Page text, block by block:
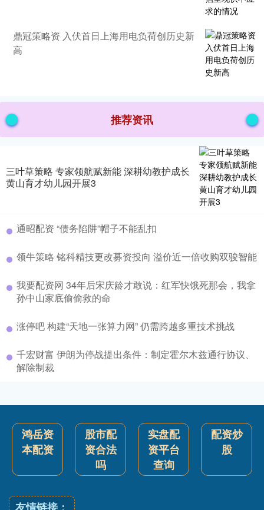
鼎冠策略资 入伏首日上海用电负荷创历史新
高
推荐资讯
三叶草策略 专家领航赋新能 深耕幼教护成长
黄山育才幼儿园开展3
通昭配资 “债务陷阱”帽子不能乱扣
领牛策略 铭科精技更改募资投向 溢价近一倍收购双骏智能
我要配资网 34年后宋庆龄才敢说：红军快饿死那会，我拿
孙中山家底偷偷救的命
涨停吧 构建“天地一张算力网” 仍需跨越多重技术挑战
千宏财富 伊朗为停战提出条件：制定霍尔木兹通行协议、
解除制裁
鸿岳资
本配资
股市配
资合法
吗
实盘配
资平台
查询
配资炒
股